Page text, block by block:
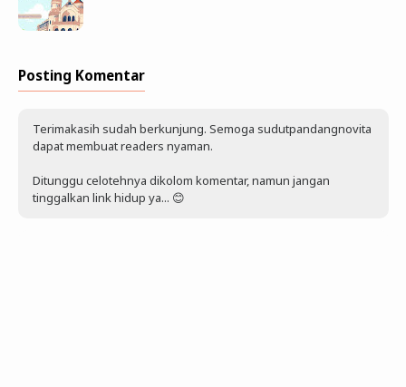
Posting Komentar
Terimakasih sudah berkunjung. Semoga sudutpandangnovita
dapat membuat readers nyaman.
Ditunggu celotehnya dikolom komentar, namun jangan
tinggalkan link hidup ya... 😊